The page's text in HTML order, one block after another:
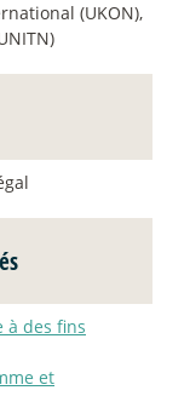
(UKON),
à des fins
et